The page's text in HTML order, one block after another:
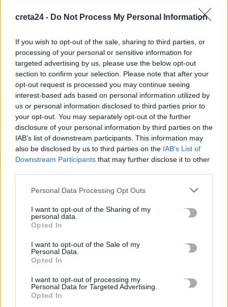
creta24 - Do Not Process My Personal Information
If you wish to opt-out of the sale, sharing to third parties, or
processing of your personal or sensitive information for
targeted advertising by us, please use the below opt-out
section to confirm your selection. Please note that after your
opt-out request is processed you may continue seeing
interest-based ads based on personal information utilized by
us or personal information disclosed to third parties prior to
your opt-out. You may separately opt-out of the further
disclosure of your personal information by third parties on the
IAB’s list of downstream participants. This information may
also be disclosed by us to third parties on the IAB’s List of
Downstream Participants that may further disclose it to other
Personal Data Processing Opt Outs
I want to opt-out of the Sharing of my
personal data.
Opted In
I want to opt-out of the Sale of my
Personal Data.
Opted In
I want to opt-out of processing my
Personal Data for Targeted Advertising.
Opted In
οφείλουμε να υπηρετήσουμε την ενότητα για να φύγει η
Να μην επιτρέψουμε άλλο διχασμό.
Και εδώ, όλοι και όλες οφείλουν να αναλάβουν τις
ευθύνες τους».
ΣΥΡΙΖΑ ΣΩΚΡΑΤΗΣ ΦΑΜΕΛΛΟΣ
ΠΡΟΗΓΟΎΜΕΝΟ
μετάβαση που θα δώσει
ανθεκτικότητα στη Δυτική
Μακεδονία
9 Ιουλίου, 2026
ΕΠΌΜΕΝΟ
Ν. Ανδρουλάκης: LIVE οι
προτάσεις του ΠΑΣΟΚ για τους